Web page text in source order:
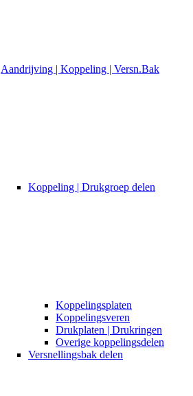
Aandrijving | Koppeling | Versn.Bak
Koppeling | Drukgroep delen
Koppelingsplaten
Koppelingsveren
Drukplaten | Drukringen
Overige koppelingsdelen
Versnellingsbak delen